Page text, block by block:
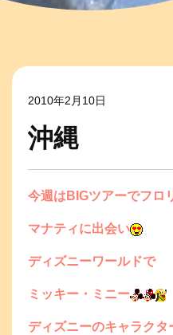
2010年2月10日
沖縄
今週はBIGツアーでフロ
マナティに出会い
ディズニーワールドで
ミッキー・ミニー
ディズニーのキャラクタ